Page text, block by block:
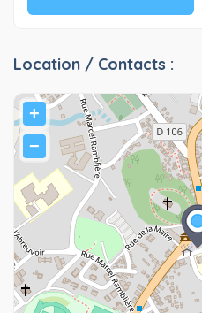
Location / Contacts :
+
−